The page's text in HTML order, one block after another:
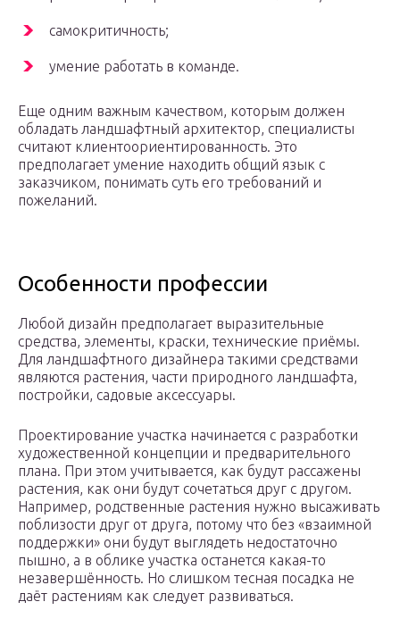
самокритичность;
умение работать в команде.
Еще одним важным качеством, которым должен
обладать ландшафтный архитектор, специалисты
считают клиентоориентированность. Это
предполагает умение находить общий язык с
заказчиком, понимать суть его требований и
пожеланий.
Особенности профессии
Любой дизайн предполагает выразительные
средства, элементы, краски, технические приёмы.
Для ландшафтного дизайнера такими средствами
являются растения, части природного ландшафта,
постройки, садовые аксессуары.
Проектирование участка начинается с разработки
художественной концепции и предварительного
плана. При этом учитывается, как будут рассажены
растения, как они будут сочетаться друг с другом.
Например, родственные растения нужно высаживать
поблизости друг от друга, потому что без «взаимной
поддержки» они будут выглядеть недостаточно
пышно, а в облике участка останется какая-то
незавершённость. Но слишком тесная посадка не
даёт растениям как следует развиваться.